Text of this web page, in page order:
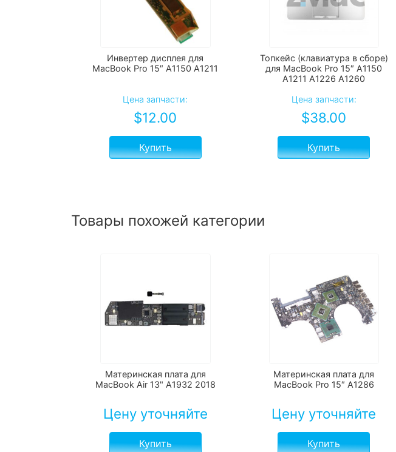
Инвертер дисплея для
MacBook Pro 15″ A1150 A1211
Цена запчасти:
$12.00
Купить
Топкейс (клавиатура в сборе)
для MacBook Pro 15″ A1150
A1211 A1226 A1260
Цена запчасти:
$38.00
Купить
Товары похожей категории
Материнская плата для
MacBook Air 13" A1932 2018
Цену уточняйте
Купить
Материнская плата для
MacBook Pro 15″ A1286
Цену уточняйте
Купить